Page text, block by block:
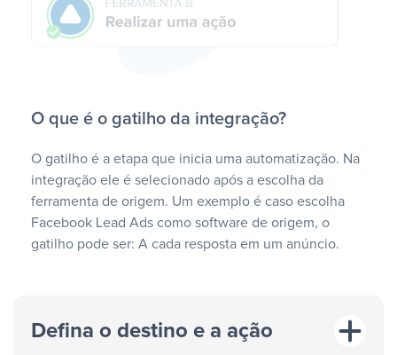
O que é o gatilho da integração?
O gatilho é a etapa que inicia uma automatização. Na
integração ele é selecionado após a escolha da
ferramenta de origem. Um exemplo é caso escolha
Facebook Lead Ads como software de origem, o
gatilho pode ser: A cada resposta em um anúncio.
Defina o destino e a ação